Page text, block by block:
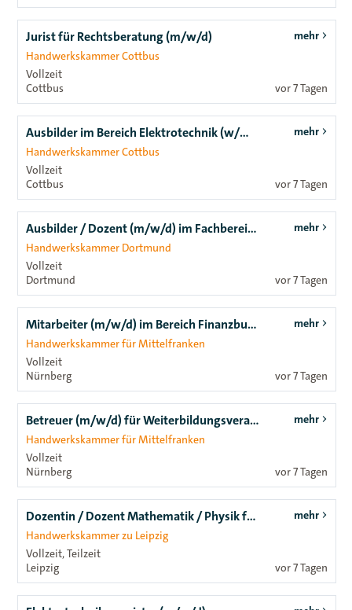
Jurist für Rechtsberatung (m/w/d)
Handwerkskammer Cottbus
Vollzeit
Cottbus
mehr
vor 7 Tagen
Ausbilder im Bereich Elektrotechnik (w/m/d)
Handwerkskammer Cottbus
Vollzeit
Cottbus
mehr
vor 7 Tagen
Ausbilder / Dozent (m/w/d) im Fachbereich Sanitärtechnik
Handwerkskammer Dortmund
Vollzeit
Dortmund
mehr
vor 7 Tagen
Mitarbeiter (m/w/d) im Bereich Finanzbuchhaltung
Handwerkskammer für Mittelfranken
Vollzeit
Nürnberg
mehr
vor 7 Tagen
Betreuer (m/w/d) für Weiterbildungsveranstaltungen
Handwerkskammer für Mittelfranken
Vollzeit
Nürnberg
mehr
vor 7 Tagen
Dozentin / Dozent Mathematik / Physik für Meisterschüler (m/w/d)
Handwerkskammer zu Leipzig
Vollzeit, Teilzeit
Leipzig
mehr
vor 7 Tagen